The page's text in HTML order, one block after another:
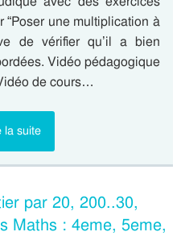
“Poser une multiplication à
de vérifier qu’il a bien
Vidéo pédagogique
de cours…
la suite
par 20, 200..30,
Maths : 4eme, 5eme,